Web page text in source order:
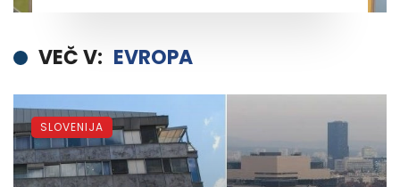
VEČ V: EVROPA
SLOVENIJA